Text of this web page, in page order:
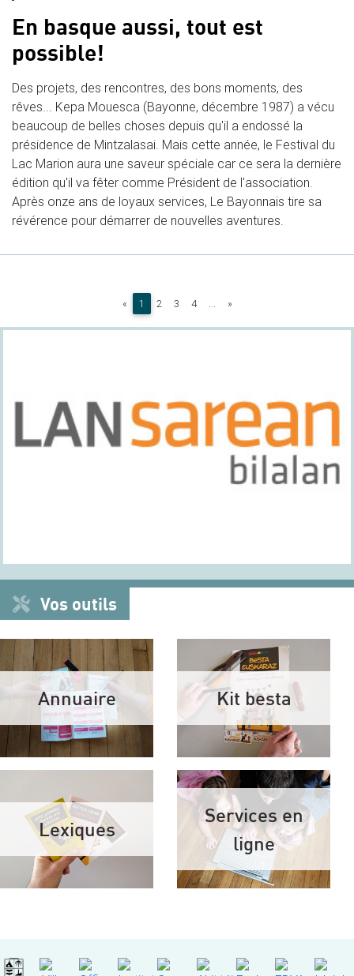
En basque aussi, tout est
possible!
Des projets, des rencontres, des bons moments, des
rêves... Kepa Mouesca (Bayonne, décembre 1987) a vécu
beaucoup de belles choses depuis qu'il a endossé la
présidence de Mintzalasai. Mais cette année, le Festival du
Lac Marion aura une saveur spéciale car ce sera la dernière
édition qu'il va fêter comme Président de l'association.
Après onze ans de loyaux services, Le Bayonnais tire sa
révérence pour démarrer de nouvelles aventures.
« 1 (current)
2 3 4 ... »
Vos outils
Annuaire Kit besta
Lexiques
Services en
ligne